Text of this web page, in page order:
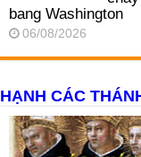
bang Washington
06/08/2026
HẠNH CÁC